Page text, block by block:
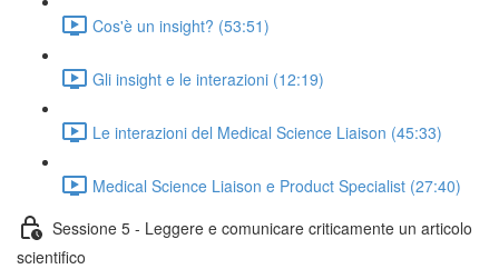
Cos'è un insight? (53:51)
Gli insight e le interazioni (12:19)
Le interazioni del Medical Science Liaison (45:33)
Medical Science Liaison e Product Specialist (27:40)
Sessione 5 - Leggere e comunicare criticamente un articolo
scientifico